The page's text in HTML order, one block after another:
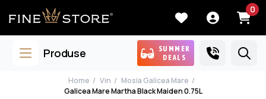
0
Produse
SUMMER
DEALS
Home Vin
Mosia Galicea Mare
Galicea Mare Martha Black Maiden 0.75L